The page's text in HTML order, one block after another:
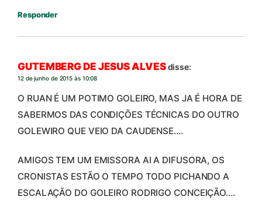
Responder
GUTEMBERG DE JESUS ALVESdisse:
12 de junho de 2015 às 10:08
O RUAN É UM POTIMO GOLEIRO, MAS JA É HORA DE
SABERMOS DAS CONDIÇÕES TÉCNICAS DO OUTRO
GOLEWIRO QUE VEIO DA CAUDENSE….
AMIGOS TEM UM EMISSORA AI A DIFUSORA, OS
CRONISTAS ESTÃO O TEMPO TODO PICHANDO A
ESCALAÇÃO DO GOLEIRO RODRIGO CONCEIÇÃO….